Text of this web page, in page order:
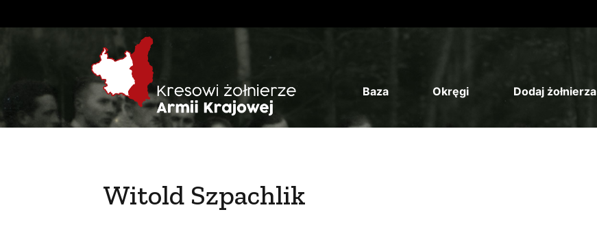
Baza Okręgi Dodaj żołnierza
Witold Szpachlik